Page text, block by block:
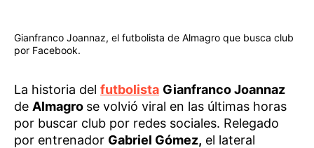
Gianfranco Joannaz, el futbolista de Almagro que busca club
por Facebook.
La historia del futbolista Gianfranco Joannaz
de Almagro se volvió viral en las últimas horas
por buscar club por redes sociales. Relegado
por entrenador Gabriel Gómez, el lateral